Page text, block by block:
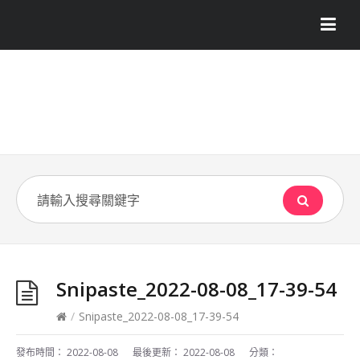
Snipaste_2022-08-08_17-39-54
/ Snipaste_2022-08-08_17-39-54
發布時間： 2022-08-08 最後更新： 2022-08-08 分類：